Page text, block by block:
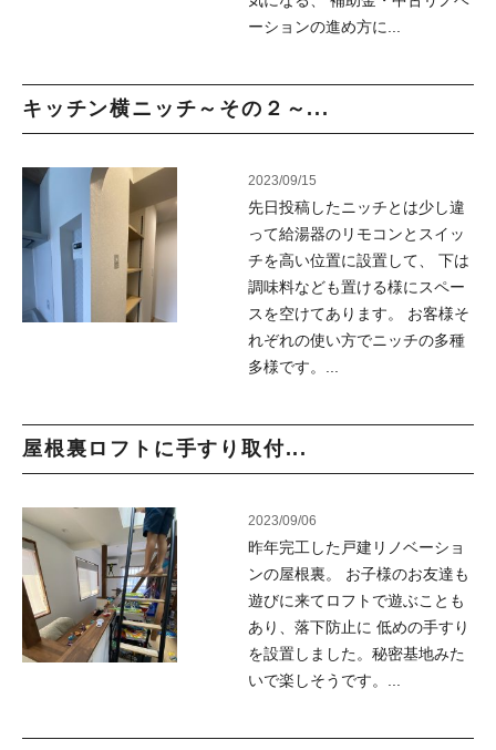
ーションの進め方に...
キッチン横ニッチ～その２～...
2023/09/15
先日投稿したニッチとは少し違
って給湯器のリモコンとスイッ
チを高い位置に設置して、 下は
調味料なども置ける様にスペー
スを空けてあります。 お客様そ
れぞれの使い方でニッチの多種
多様です。...
屋根裏ロフトに手すり取付...
2023/09/06
昨年完工した戸建リノベーショ
ンの屋根裏。 お子様のお友達も
遊びに来てロフトで遊ぶことも
あり、落下防止に 低めの手すり
を設置しました。秘密基地みた
いで楽しそうです。...